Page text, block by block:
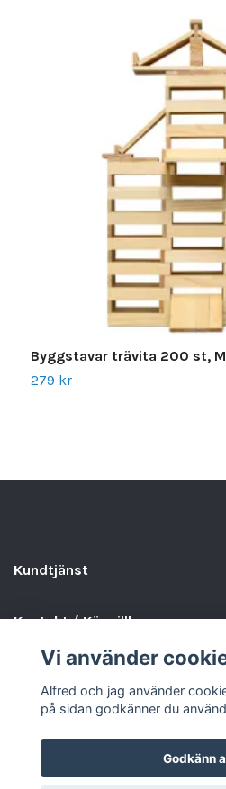
Byggstavar trävita 200 st,
279 kr
Kundtjänst
Kontakt / Köpvillkor
Vi använder
Alfred och jag använder
på sidan godkänner du
Godkänn